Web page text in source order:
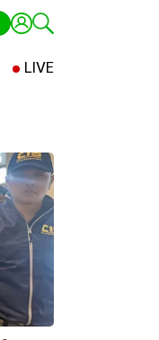
LIVE